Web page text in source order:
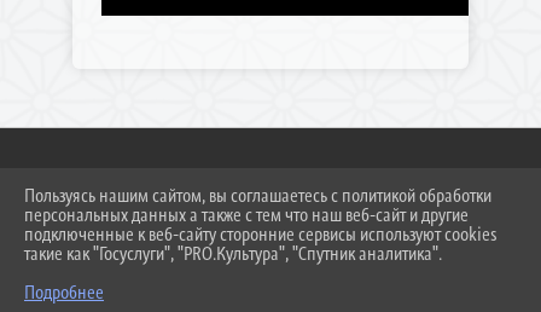
2026 Г. DS308KC.RU
ВХОД
КАРТА САЙТА
Пользуясь нашим сайтом, вы соглашаетесь с политикой обработки
персональных данных а также с тем что наш веб-сайт и другие
подключенные к веб-сайту сторонние сервисы используют cookies
такие как "Госуслуги", "PRO.Культура", "Спутник аналитика".
Подробнее